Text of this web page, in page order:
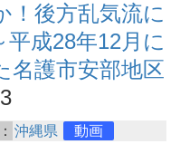
！後方乱気流に
成28年12月に
名護市安部地区
沖縄県 動画